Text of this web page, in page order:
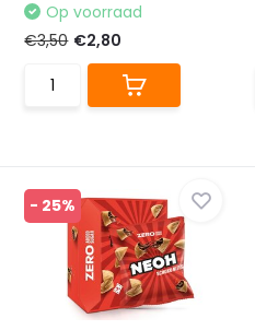
Op voorraad
€3,50 €2,80
- 25%